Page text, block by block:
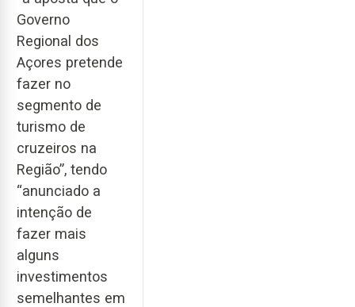
Governo
Regional dos
Açores pretende
fazer no
segmento de
turismo de
cruzeiros na
Região”, tendo
“anunciado a
intenção de
fazer mais
alguns
investimentos
semelhantes em